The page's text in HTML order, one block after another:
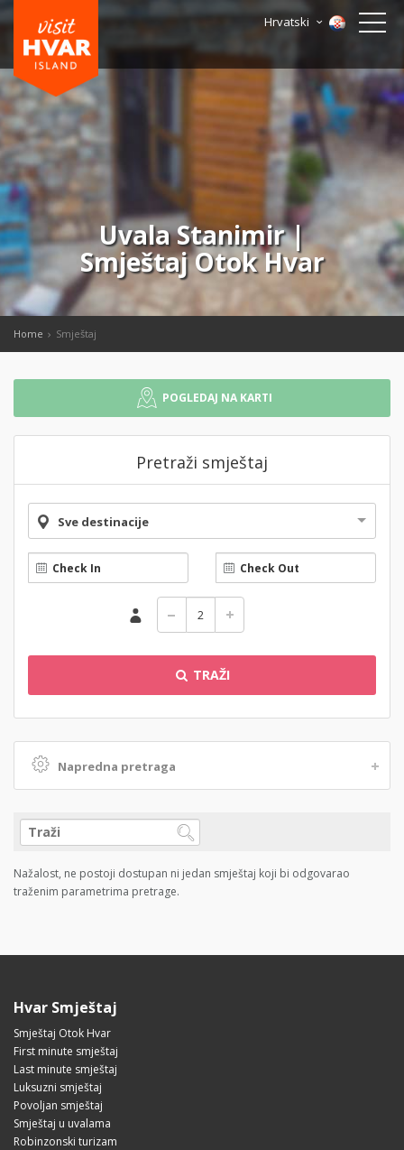
Hrvatski
Uvala Stanimir |
Smještaj Otok Hvar
Home Smještaj
POGLEDAJ NA KARTI
Pretraži smještaj
Sve destinacije
TRAŽI
Napredna pretraga
Nažalost, ne postoji dostupan ni jedan smještaj koji bi odgovarao
traženim parametrima pretrage.
Hvar Smještaj
Smještaj Otok Hvar
First minute smještaj
Last minute smještaj
Luksuzni smještaj
Povoljan smještaj
Smještaj u uvalama
Robinzonski turizam